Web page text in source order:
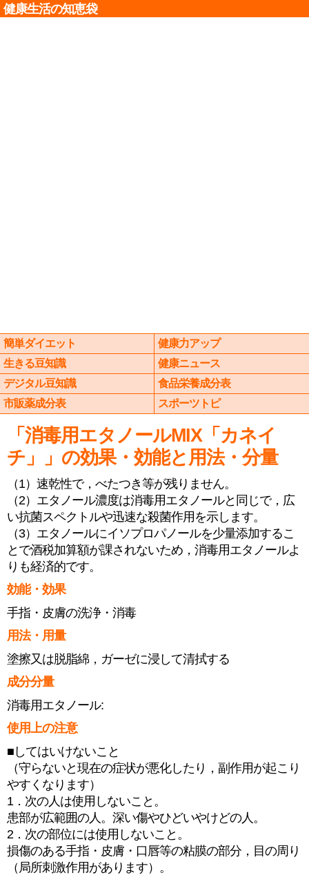
健康生活の知恵袋
簡単ダイエット
健康力アップ
生きる豆知識
健康ニュース
デジタル豆知識
食品栄養成分表
市販薬成分表
スポーツトピ
「消毒用エタノールMIX「カネイ
チ」」の効果・効能と用法・分量
（1）速乾性で，べたつき等が残りません。
（2）エタノール濃度は消毒用エタノールと同じで，広
い抗菌スペクトルや迅速な殺菌作用を示します。
（3）エタノールにイソプロパノールを少量添加するこ
とで酒税加算額が課されないため，消毒用エタノールよ
りも経済的です。
効能・効果
手指・皮膚の洗浄・消毒
用法・用量
塗擦又は脱脂綿，ガーゼに浸して清拭する
成分分量
消毒用エタノール:
使用上の注意
■してはいけないこと
（守らないと現在の症状が悪化したり，副作用が起こり
やすくなります）
1．次の人は使用しないこと。
患部が広範囲の人。深い傷やひどいやけどの人。
2．次の部位には使用しないこと。
損傷のある手指・皮膚・口唇等の粘膜の部分，目の周り
（局所刺激作用があります）。